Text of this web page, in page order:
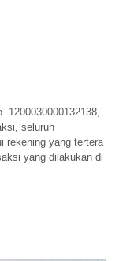
1200030000132138,
seluruh
rekening yang tertera
yang dilakukan di